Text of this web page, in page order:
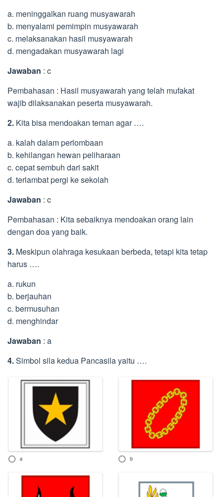
a. meninggalkan ruang musyawarah
b. menyalami pemimpin musyawarah
c. melaksanakan hasil musyawarah
d. mengadakan musyawarah lagi
Jawaban : c
Pembahasan : Hasil musyawarah yang telah mufakat
wajib dilaksanakan peserta musyawarah.
2. Kita bisa mendoakan teman agar ….
a. kalah dalam perlombaan
b. kehilangan hewan peliharaan
c. cepat sembuh dari sakit
d. terlambat pergi ke sekolah
Jawaban : c
Pembahasan : Kita sebaiknya mendoakan orang lain
dengan doa yang baik.
3. Meskipun olahraga kesukaan berbeda, tetapi kita tetap
harus ….
a. rukun
b. berjauhan
c. bermusuhan
d. menghindar
Jawaban : a
4.Simbol sila kedua Pancasila yaitu ….